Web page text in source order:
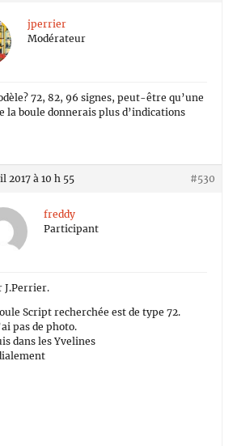
jperrier
Modérateur
72, 82, 96 signes, peut-être qu’une
la boule donnerais plus d’indications
2017 à 10 h 55 #530
freddy
Participant
J.Perrier.
Script recherchée est de type 72.
pas de photo.
dans les Yvelines